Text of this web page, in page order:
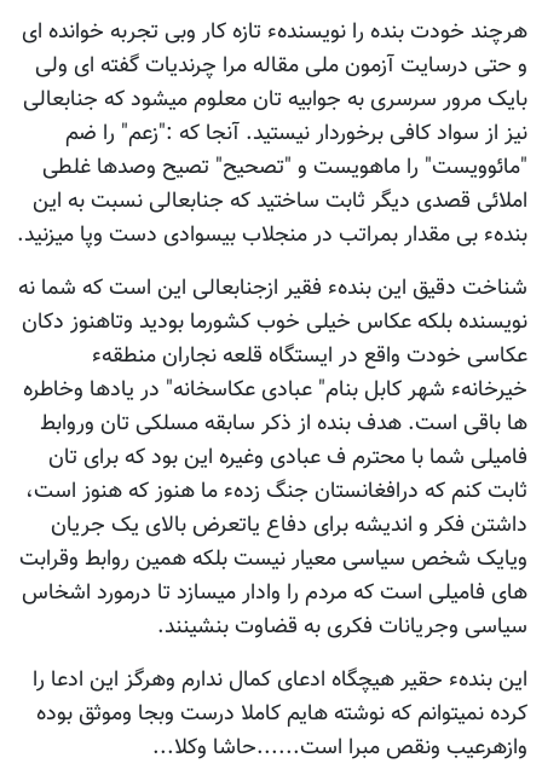
هرچند خودت بنده را نویسندهء تازه کار وبی تجربه خوانده ای
و حتی درسایت آزمون ملی مقاله مرا چرندیات گفته ای ولی
بایک مرور سرسری به جوابیه تان معلوم میشود که جنابعالی
نیز از سواد کافی برخوردار نیستید. آنجا که :"زعم" را ضم
"مائوویست" را ماهویست و "تصحیح" تصیح وصدها غلطی
املائی قصدی دیگر ثابت ساختید که جنابعالی نسبت به این
بندهء بی مقدار بمراتب در منجلاب بیسوادی دست وپا میزنید.
شناخت دقیق این بندهء فقیر ازجنابعالی این است که شما نه
نویسنده بلکه عکاس خیلی خوب کشورما بودید وتاهنوز دکان
عکاسی خودت واقع در ایستگاه قلعه نجاران منطقهء
خیرخانهء شهر کابل بنام" عبادی عکاسخانه" در یادها وخاطره
ها باقی است. هدف بنده از ذکر سابقه مسلکی تان وروابط
فامیلی شما با محترم ف عبادی وغیره این بود که برای تان
ثابت کنم که درافغانستان جنگ زدهء ما هنوز که هنوز است،
داشتن فکر و اندیشه برای دفاع یاتعرض بالای یک جریان
ویایک شخص سیاسی معیار نیست بلکه همین روابط وقرابت
های فامیلی است که مردم را وادار میسازد تا درمورد اشخاس
سیاسی وجریانات فکری به قضاوت بنشینند.
این بندهء حقیر هیچگاه ادعای کمال ندارم وهرگز این ادعا را
کرده نمیتوانم که نوشته هایم کاملا درست وبجا وموثق بوده
وازهرعیب ونقص مبرا است......حاشا وکلا...